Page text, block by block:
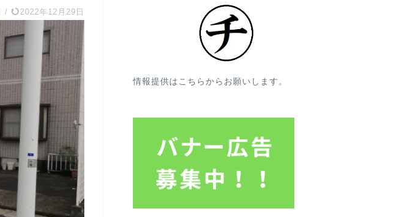
/ 2022年12月29日
情報提供はこちらからお願いします。